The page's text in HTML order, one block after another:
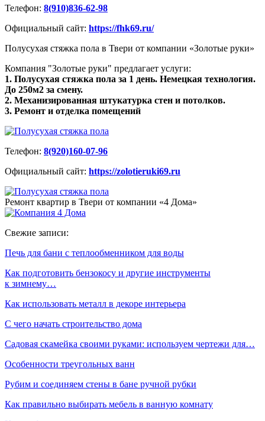
Телефон: 8(910)836-62-98
Официальный сайт: https://fhk69.ru/
Полусухая стяжка пола в Твери от компании «Золотые руки»
Компания "Золотые руки" предлагает услуги:
1. Полусухая стяжка пола за 1 день. Немецкая технология.
До 250м2 за смену.
2. Механизированная штукатурка стен и потолков.
3. Ремонт и отделка помещений
Телефон: 8(920)160-07-96
Официальный сайт: https://zolotieruki69.ru
Ремонт квартир в Твери от компании «4 Дома»
Свежие записи:
Печь для бани с теплообменником для воды
Как подготовить бензокосу и другие инструменты
к зимнему…
Как использовать металл в декоре интерьера
С чего начать строительство дома
Садовая скамейка своими руками: используем чертежи для…
Особенности треугольных ванн
Рубим и соединяем стены в бане ручной рубки
Как правильно выбирать мебель в ванную комнату